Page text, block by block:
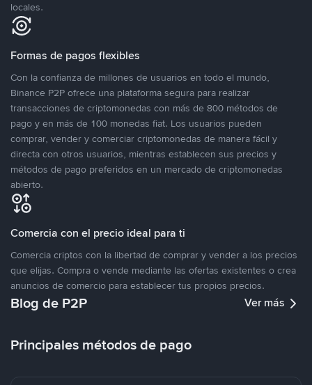
locales.
Formas de pagos flexibles
Con la confianza de millones de usuarios en todo el mundo,
Binance P2P ofrece una plataforma segura para realizar
transacciones de criptomonedas con más de 800 métodos de
pago y en más de 100 monedas fiat. Los usuarios pueden
comprar, vender y comerciar criptomonedas de manera fácil y
directa con otros usuarios, mientras establecen sus precios y
métodos de pago preferidos en un mercado de criptomonedas
abierto.
Comercia con el precio ideal para ti
Comercia criptos con la libertad de comprar y vender a los precios
que elijas. Compra o vende mediante las ofertas existentes o crea
anuncios de comercio para establecer tus propios precios.
Blog de P2P Ver más
Principales métodos de pago